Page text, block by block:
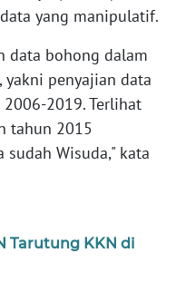
yang manipulatif.
data bohong dalam
yakni penyajian data
2019. Terlihat
tahun 2015
Wisuda," kata
Tarutung KKN di